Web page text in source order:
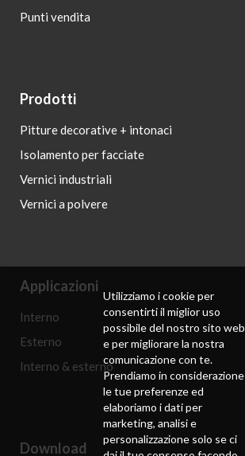
Punti vendita
Prodotti
Pitture decorative + intonaci
Isolamento per facciate
Vernici industriali
Vernici a polvere
Applicazioni
Interno
Esterno
Interno & esterno
Download
Utilizziamo i cookie per
consentirti il ​​miglior uso
possibile del nostro sito web
e per migliorare la nostra
comunicazione con te.
Prendiamo in considerazione
le tue preferenze ed
elaboriamo i dati per
marketing, analisi e
personalizzazione solo se ci